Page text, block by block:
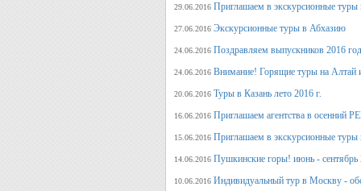
29.06.2016 Приглашаем в экскурсионные
27.06.2016 Экскурсионные туры в Абхазию
24.06.2016 Поздравляем выпускников
24.06.2016 Внимание! Горящие туры на Алтай
20.06.2016 Туры в Казань лето 2016 г.
16.06.2016 Приглашаем агентства в
15.06.2016 Приглашаем в экскурсионные туры
14.06.2016 Пушкинские горы! июнь - сентябрь
10.06.2016 Индивидуальный тур в Москву -